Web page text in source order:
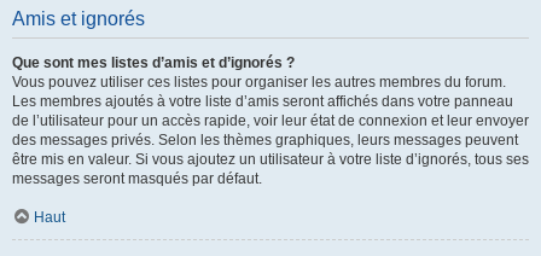
Amis et ignorés
Que sont mes listes d’amis et d’ignorés ?
Vous pouvez utiliser ces listes pour organiser les autres membres du forum.
Les membres ajoutés à votre liste d’amis seront affichés dans votre panneau
de l’utilisateur pour un accès rapide, voir leur état de connexion et leur envoyer
des messages privés. Selon les thèmes graphiques, leurs messages peuvent
être mis en valeur. Si vous ajoutez un utilisateur à votre liste d’ignorés, tous ses
messages seront masqués par défaut.
Haut